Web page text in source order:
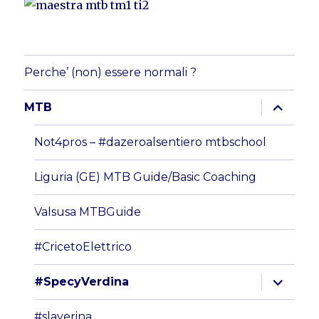
Perche’ (non) essere normali ?
MTB
apri
i
menu
child
Not4pros – #dazeroalsentiero mtbschool
Liguria (GE) MTB Guide/Basic Coaching
Valsusa MTBGuide
#CricetoElettrico
#SpecyVerdina
apri
i
menu